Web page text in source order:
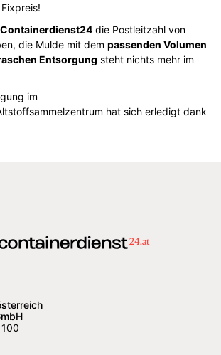
die Postleitzahl von
die Mulde mit dempassenden Volumen
Entsorgung steht nichts mehr im
im
hat sich erledigt dank